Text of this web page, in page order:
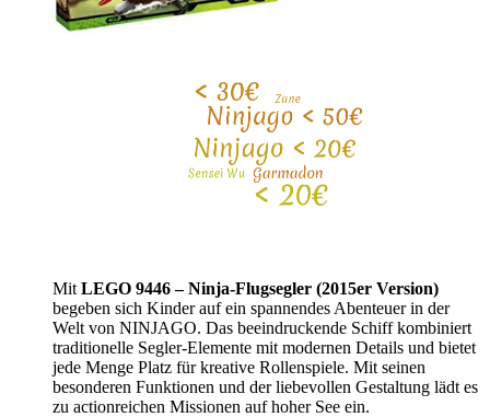
Mit LEGO 9446 – Ninja-Flugsegler (2015er Version)
begeben sich Kinder auf ein spannendes Abenteuer in der
Welt von NINJAGO. Das beeindruckende Schiff kombiniert
traditionelle Segler-Elemente mit modernen Details und bietet
jede Menge Platz für kreative Rollenspiele. Mit seinen
besonderen Funktionen und der liebevollen Gestaltung lädt es
zu actionreichen Missionen auf hoher See ein.